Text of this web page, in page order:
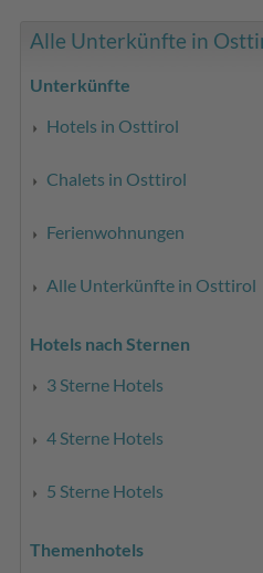
Alle Unterkünfte in
Unterkünfte
Hotels in Osttirol
Chalets in Osttirol
Ferienwohnungen
Alle Unterkünfte in Osttirol
Hotels nach Sternen
3 Sterne Hotels
4 Sterne Hotels
5 Sterne Hotels
Themenhotels